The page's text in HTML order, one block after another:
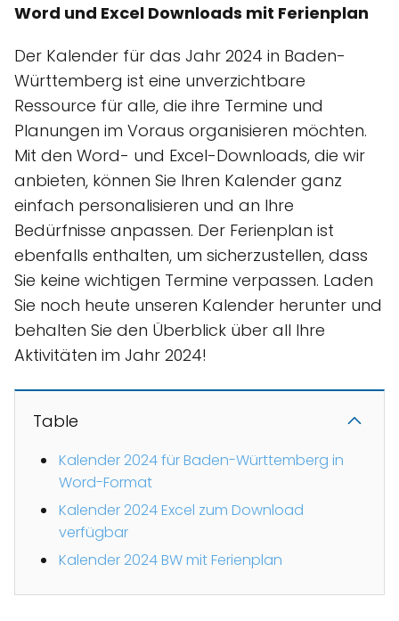
Word und Excel Downloads mit Ferienplan
Der Kalender für das Jahr 2024 in Baden-
Württemberg ist eine unverzichtbare
Ressource für alle, die ihre Termine und
Planungen im Voraus organisieren möchten.
Mit den Word- und Excel-Downloads, die wir
anbieten, können Sie Ihren Kalender ganz
einfach personalisieren und an Ihre
Bedürfnisse anpassen. Der Ferienplan ist
ebenfalls enthalten, um sicherzustellen, dass
Sie keine wichtigen Termine verpassen. Laden
Sie noch heute unseren Kalender herunter und
behalten Sie den Überblick über all Ihre
Aktivitäten im Jahr 2024!
Table
Kalender 2024 für Baden-Württemberg in
Word-Format
Kalender 2024 Excel zum Download
verfügbar
Kalender 2024 BW mit Ferienplan